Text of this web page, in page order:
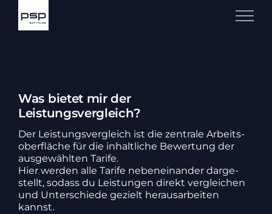
Inhalt
springen
Was bietet mir der
Leistungsvergleich?
Der Leis­tungs­ver­gleich ist die zentrale Arbeits­
ober­fläche für die inhalt­liche Bewer­tung der
ausge­wählten Tarife.
Hier werden alle Tarife neben­ein­ander darge­
stellt, sodass du Leis­tungen direkt verglei­chen
und Unter­schiede gezielt heraus­ar­beiten
kannst.